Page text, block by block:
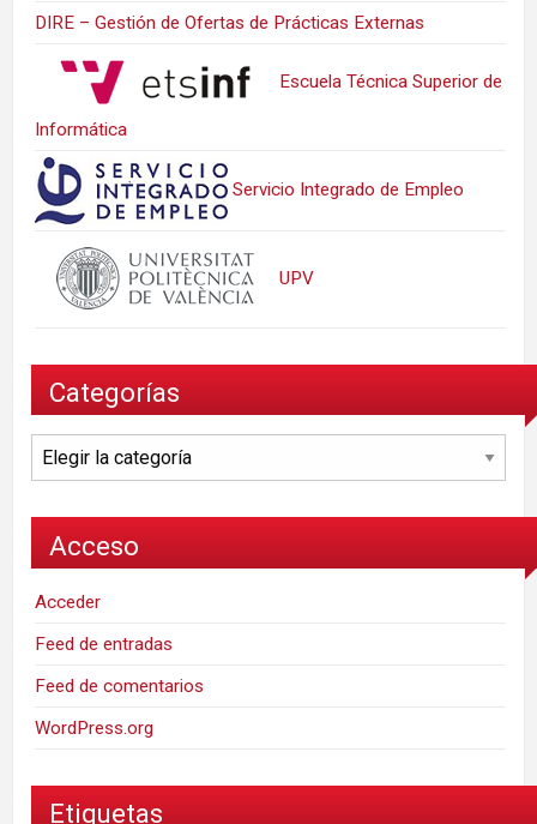
DIRE – Gestión de Ofertas de Prácticas Externas
Escuela Técnica Superior de
Informática
Servicio Integrado de Empleo
UPV
Categorías
Categorías
Acceso
Acceder
Feed de entradas
Feed de comentarios
WordPress.org
Etiquetas